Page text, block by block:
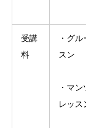
受講
料
・グ
スン
・マ
レッス